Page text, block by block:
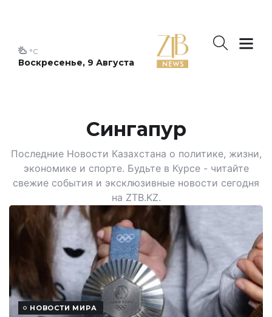
Воскресенье, 9 Августа
°C
Сингапур
Последние Новости Казахстана о политике, жизни,
экономике и спорте. Будьте в Курсе - читайте
свежие события и эксклюзивные новости сегодня
на ZTB.KZ.
НОВОСТИ МИРА